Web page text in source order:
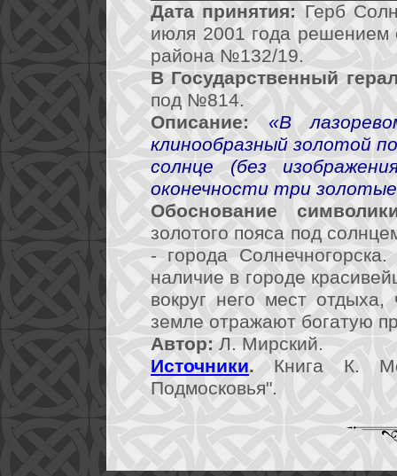
Дата принятия: Герб
июля 2001 года решением
района №132/19.
В Государственный
под №814.
Описание:
«В
клинообразный золотой
солнце (без
оконечности три
Обоснование
золотого пояса под
- города
наличие в городе
вокруг него мест
земле отражают богатую
Автор: Л. Мирский.
Источники. Книга К.
Подмосковья".